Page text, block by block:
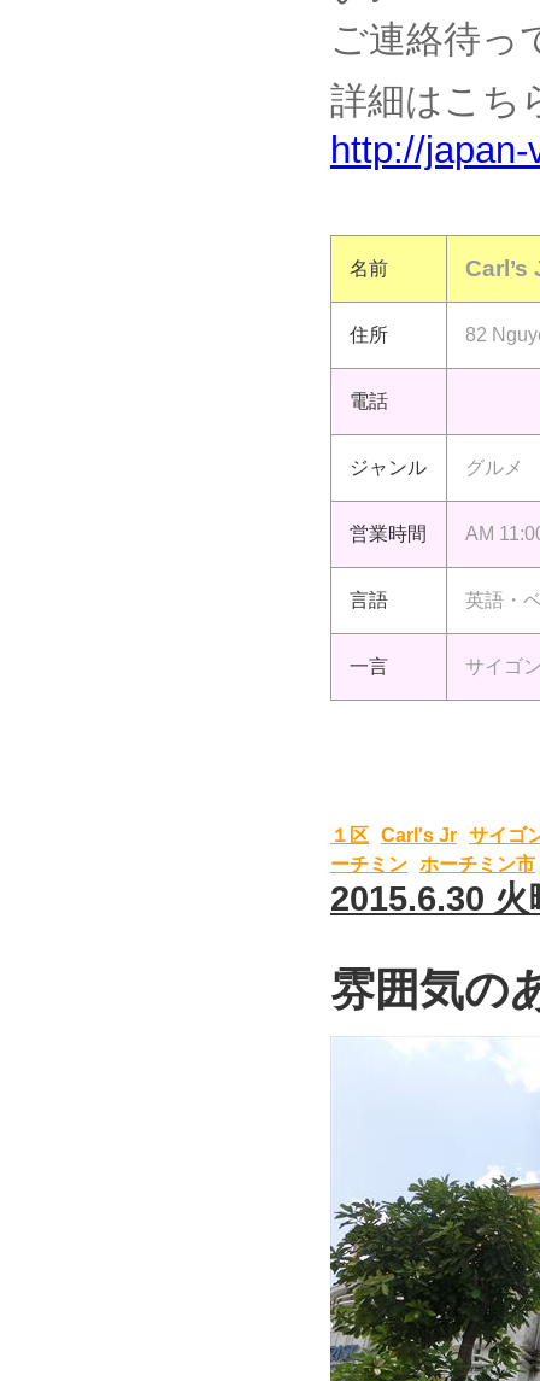
ご連絡待っ
詳細はこち
http://
名前 Carl’s
住所 82
電話
ジャンル グルメ
営業時間 AM
言語 英語・
一言 サイゴ
１区 Carl's Jr サイゴ
ーチミン ホーチミン市
2015.6.30 火
雰囲気の